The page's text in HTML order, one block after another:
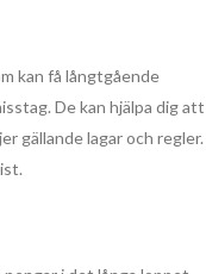
kan få långtgående
De kan hjälpa dig att
gällande lagar och regler.